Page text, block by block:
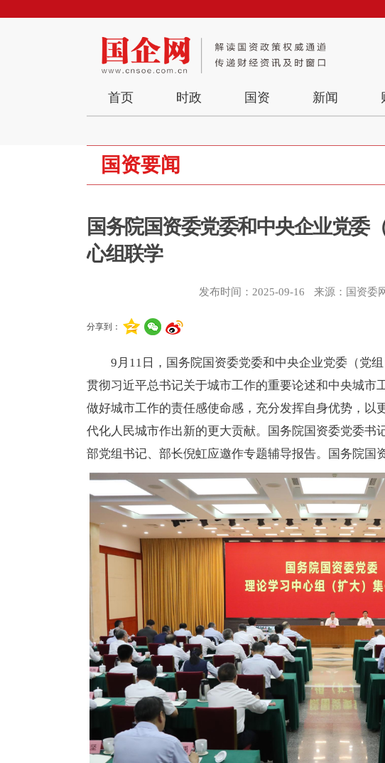
首页 时政 国资 新闻
国资要闻
国务院国资委党委和中央企业党委
心组联学
发布时间：2025-09-16 来源：国资委
分享到：
9月11日，国务院国资委党委和中央企业党委（党
贯彻习近平总书记关于城市工作的重要论述和中央城市
做好城市工作的责任感使命感，充分发挥自身优势，以
代化人民城市作出新的更大贡献。国务院国资委党委书
部党组书记、部长倪虹应邀作专题辅导报告。国务院国